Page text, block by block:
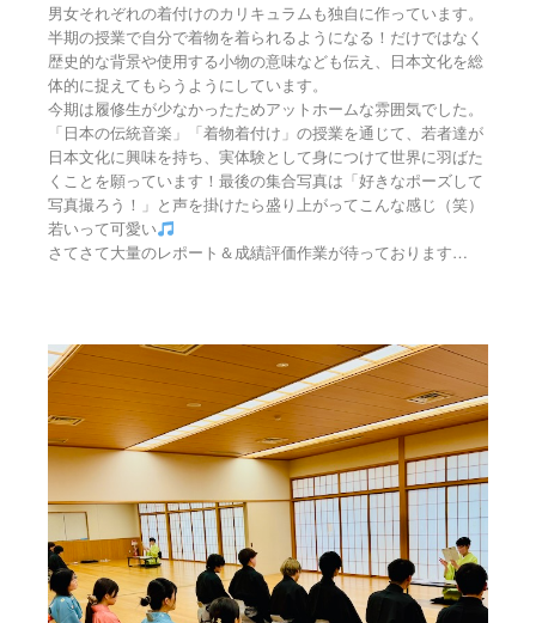
男女それぞれの着付けのカリキュラムも独自に作っています。
半期の授業で自分で着物を着られるようになる！だけではなく
歴史的な背景や使用する小物の意味なども伝え、日本文化を総
体的に捉えてもらうようにしています。
今期は履修生が少なかったためアットホームな雰囲気でした。
「日本の伝統音楽」「着物着付け」の授業を通じて、若者達が
日本文化に興味を持ち、実体験として身につけて世界に羽ばた
くことを願っています！最後の集合写真は「好きなポーズして
写真撮ろう！」と声を掛けたら盛り上がってこんな感じ（笑）
若いって可愛い
さてさて大量のレポート＆成績評価作業が待っております…